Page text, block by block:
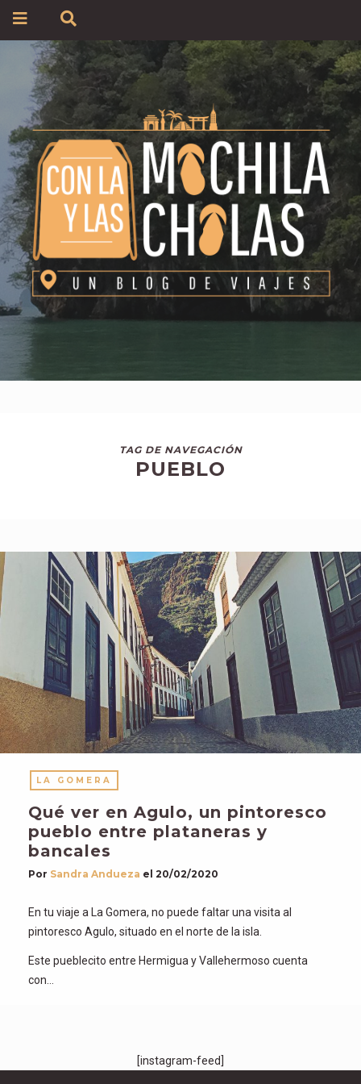
TAG DE NAVEGACIÓN
PUEBLO
LA GOMERA
Qué ver en Agulo, un pintoresco
pueblo entre plataneras y
bancales
Por Sandra Andueza el 20/02/2020
En tu viaje a La Gomera, no puede faltar una visita al
pintoresco Agulo, situado en el norte de la isla.
Este pueblecito entre Hermigua y Vallehermoso cuenta
con…
[instagram-feed]